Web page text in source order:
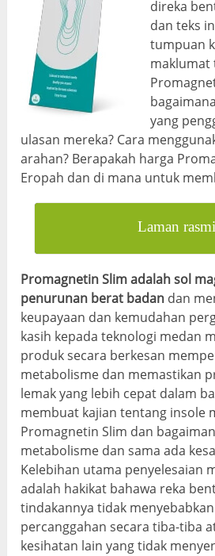
direka
dan teks
tumpuan
maklumat
yang
ulasan mereka? Cara
arahan? Berapakah harga
Eropah dan di mana untuk
Laman rasmi
Promagnetin Slim adalah sol
penurunan berat badan dan
keupayaan dan kemudahan
kasih kepada teknologi medan
produk secara berkesan
metabolisme dan memastikan
lemak yang lebih cepat dalam
membuat kajian tentang insole
Promagnetin Slim dan
metabolisme dan sama ada
Kelebihan utama penyelesaian
adalah hakikat bahawa reka
tindakannya tidak
percanggahan secara tiba-tiba
kesihatan lain yang tidak